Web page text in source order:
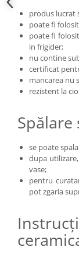
produs lucrat
poate fi
poate fi
in frigider;
nu contine
certificat
mancarea nu
rezistent la
se poate
dupa
vase;
pentru
pot zgaria